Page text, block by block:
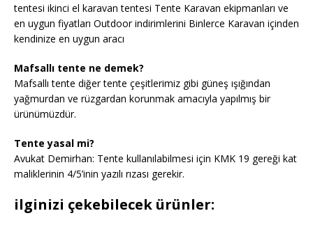
tentesi ikinci el karavan tentesi Tente Karavan ekipmanları ve
en uygun fiyatları Outdoor indirimlerini Binlerce Karavan içinden
kendinize en uygun aracı
Mafsallı tente ne demek?
Mafsallı tente diğer tente çeşitlerimiz gibi güneş ışığından
yağmurdan ve rüzgardan korunmak amacıyla yapılmış bir
ürünümüzdür.
Tente yasal mi?
Avukat Demirhan: Tente kullanılabilmesi için KMK 19 gereği kat
maliklerinin 4/5’inin yazılı rızası gerekir.
ilginizi çekebilecek ürünler: